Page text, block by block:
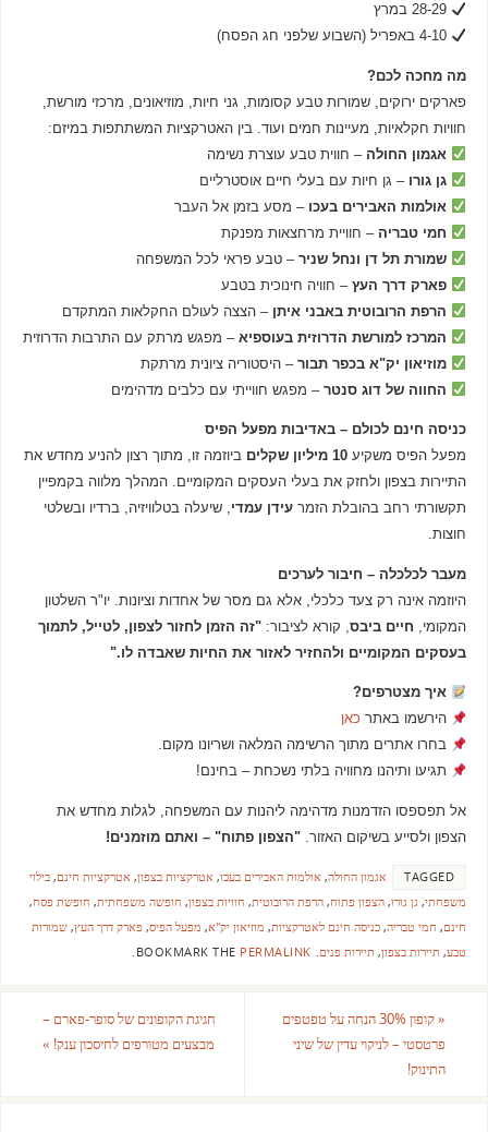
28-29 במרץ
4-10 באפריל (השבוע שלפני חג הפסח)
מה מחכה לכם?
פארקים ירוקים, שמורות טבע קסומות, גני חיות, מוזיאונים, מרכזי מורשת,
חוויות חקלאיות, מעיינות חמים ועוד. בין האטרקציות המשתתפות במיזם:
אגמון החולה – חווית טבע עוצרת נשימה
גן גורו – גן חיות עם בעלי חיים אוסטרליים
אולמות האבירים בעכו – מסע בזמן אל העבר
חמי טבריה – חוויית מרחצאות מפנקת
שמורת תל דן ונחל שניר – טבע פראי לכל המשפחה
פארק דרך העץ – חוויה חינוכית בטבע
הרפת הרובוטית באבני איתן – הצצה לעולם החקלאות המתקדם
המרכז למורשת הדרוזית בעוספיא – מפגש מרתק עם התרבות הדרוזית
מוזיאון יק"א בכפר תבור – היסטוריה ציונית מרתקת
החווה של דוג סנטר – מפגש חווייתי עם כלבים מדהימים
כניסה חינם לכולם – באדיבות מפעל הפיס
מפעל הפיס משקיע 10 מיליון שקלים
ביוזמה זו, מתוך רצון להניע מחדש את
התיירות בצפון ולחזק את בעלי העסקים המקומיים. המהלך מלווה בקמפיין
תקשורתי רחב בהובלת הזמר עידן עמדי, שיעלה בטלוויזיה, ברדיו ובשלטי
חוצות.
מעבר לכלכלה – חיבור לערכים
היוזמה אינה רק צעד כלכלי, אלא גם מסר של אחדות וציונות. יו"ר השלטון
המקומי, חיים ביבס, קורא לציבור: "זה הזמן לחזור לצפון, לטייל, לתמוך
בעסקים המקומיים ולהחזיר לאזור את החיות שאבדה לו."
איך מצטרפים?
הירשמו באתר כאן
בחרו אתרים מתוך הרשימה המלאה ושריונו מקום.
תגיעו ותיהנו מחוויה בלתי נשכחת – בחינם!
אל תפספסו הזדמנות מדהימה ליהנות עם המשפחה, לגלות מחדש את
הצפון ולסייע בשיקום האזור. "הצפון פתוח" – ואתם מוזמנים!
TAGGED אגמון החולה, אולמות האבירים בעכו, אטרקציות בצפון, אטרקציות חינם, בילוי
משפחתי, גן גורו, הצפון פתוח, הרפת הרובוטית, חוויות בצפון, חופשה משפחתית, חופשת פסח,
חינם, חמי טבריה, כניסה חינם לאטרקציות, מוזיאון יק"א, מפעל הפיס, פארק דרך העץ, שמורות
טבע, תיירות בצפון, תיירות פנים PERMALINK
«
קופון 30% הנחה על טפטפים
פרטסטי – לניקוי עדין של שיני
התינוק!
חגיגת הקופונים של סופר-פארם –
מבצעים מטורפים לחיסכון ענק! »